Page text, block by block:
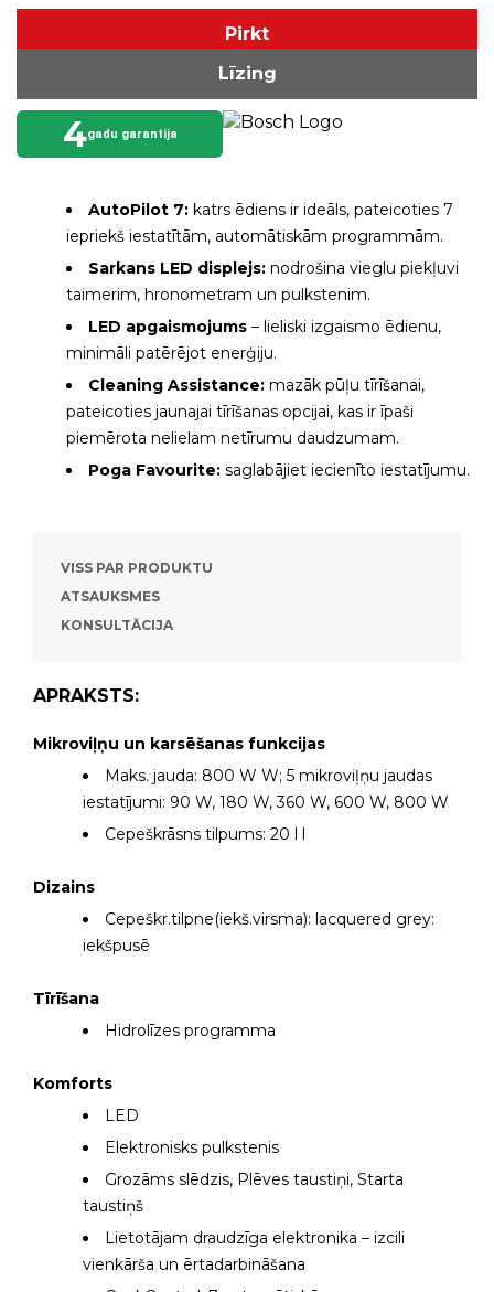
Pirkt
4gadu garantija
Līzing
AutoPilot 7: katrs ēdiens ir ideāls, pateicoties 7
iepriekš iestatītām, automātiskām programmām.
Sarkans LED displejs: nodrošina vieglu piekļuvi
taimerim, hronometram un pulkstenim.
LED apgaismojums – lieliski izgaismo ēdienu,
minimāli patērējot enerģiju.
Cleaning Assistance: mazāk pūļu tīrīšanai,
pateicoties jaunajai tīrīšanas opcijai, kas ir īpaši
piemērota nelielam netīrumu daudzumam.
Poga Favourite: saglabājiet iecienīto iestatījumu.
VISS PAR PRODUKTU
ATSAUKSMES
KONSULTĀCIJA
APRAKSTS:
Mikroviļņu un karsēšanas funkcijas
Maks. jauda: 800 W W; 5 mikroviļņu jaudas
iestatījumi: 90 W, 180 W, 360 W, 600 W, 800 W
Cepeškrāsns tilpums: 20 l l
Dizains
Cepeškr.tilpne(iekš.virsma): lacquered grey:
iekšpusē
Tīrīšana
Hidrolīzes programma
Komforts
LED
Elektronisks pulkstenis
Grozāms slēdzis, Plēves taustiņi, Starta
taustiņš
Lietotājam draudzīga elektronika – izcili
vienkārša un ērtadarbināšana